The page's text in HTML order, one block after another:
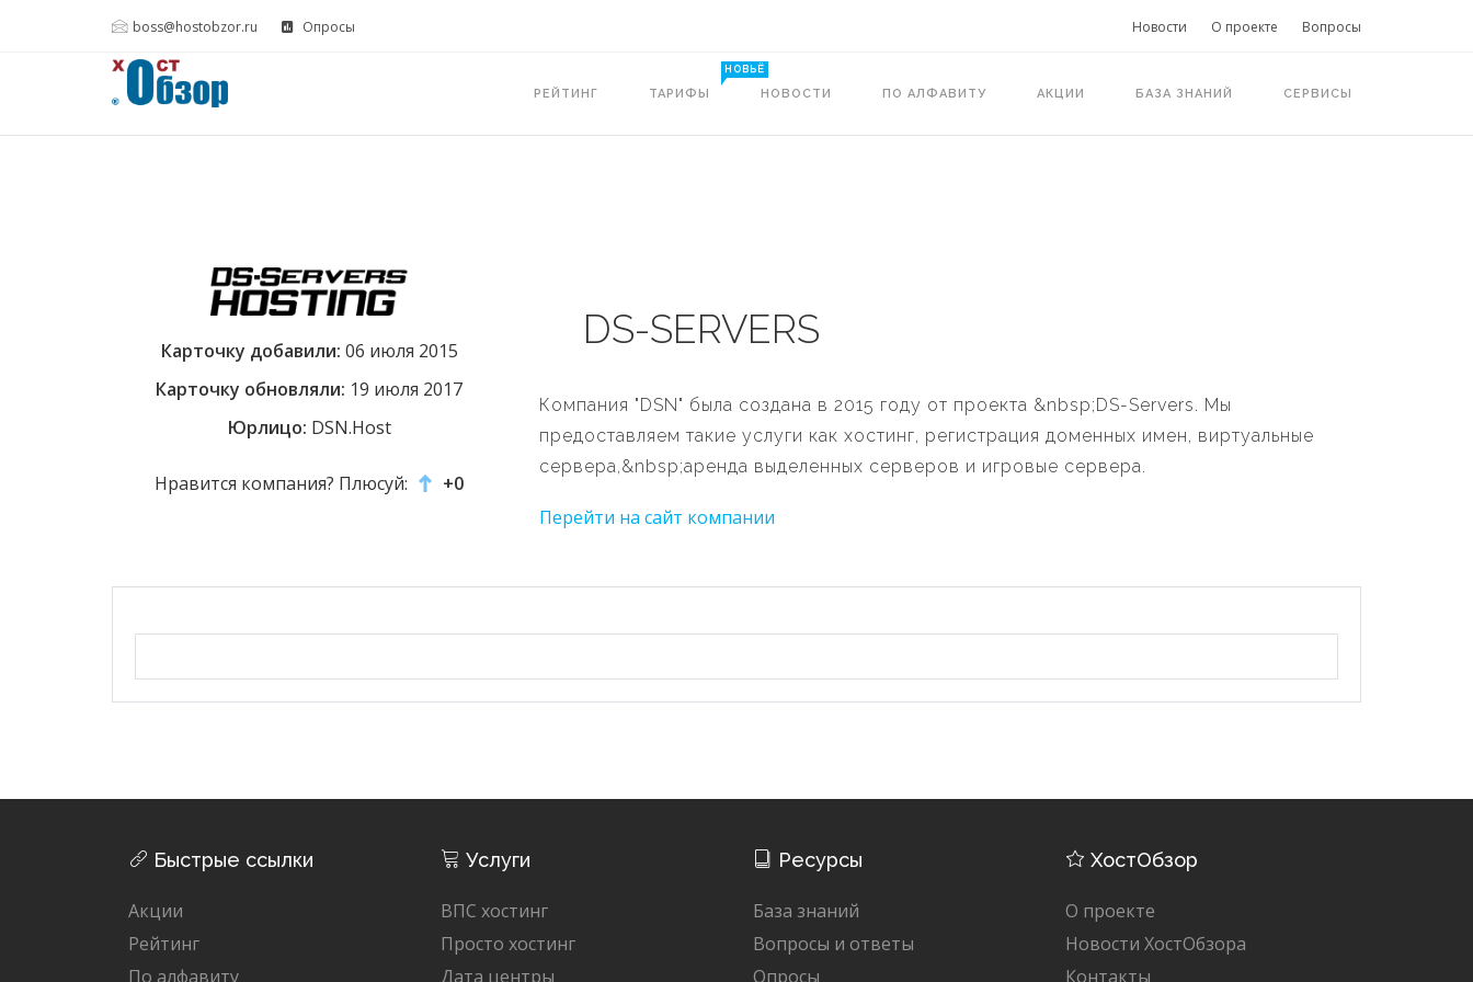
boss@hostobzor.ru Опросы Новости О проекте Вопросы
РЕЙТИНГ ТАРИФЫ
НОВЬЁ
НОВОСТИ ПО АЛФАВИТУ АКЦИИ БАЗА ЗНАНИЙ СЕРВИСЫ
Карточку добавили: 06 июля 2015
Карточку обновляли: 19 июля 2017
Юрлицо: DSN.Host
Нравится компания? Плюсуй: +0
DS-SERVERS
Компания "DSN" была создана в 2015 году от проекта &nbsp;DS-Servers. Мы
предоставляем такие услуги как хостинг, регистрация доменных имен, виртуальные
сервера,&nbsp;аренда выделенных серверов и игровые сервера.
Перейти на сайт компании
Быстрые ссылки
Акции
Рейтинг
По алфавиту
Услуги
ВПС хостинг
Просто хостинг
Дата центры
Ресурсы
База знаний
Вопросы и ответы
Опросы
ХостОбзор
О проекте
Новости ХостОбзора
Контакты